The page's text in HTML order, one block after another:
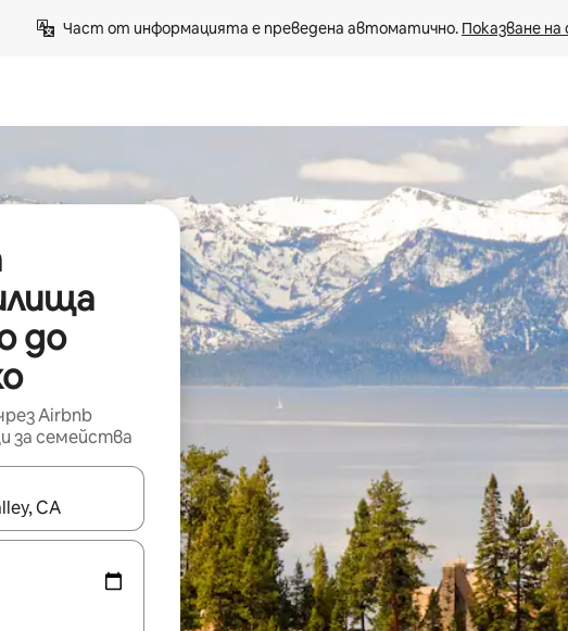
Част от информацията е преведена автоматично. Показване на
до
Airbnb
за семейства
използвайте клавишите със стрелки нагоре и надолу или